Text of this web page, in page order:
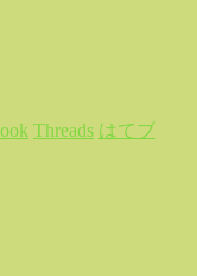
Threads はてブ